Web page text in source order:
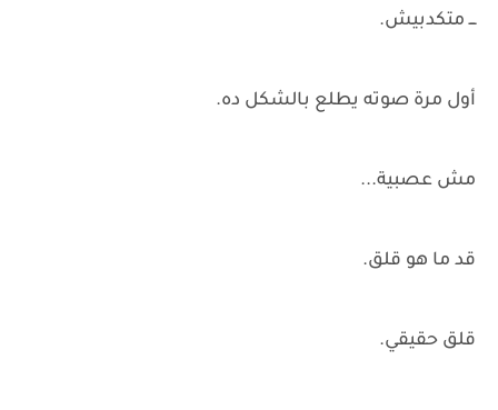
ـــ متكدبيش.
أول مرة صوته يطلع بالشكل ده.
مش عصبية...
قد ما هو قلق.
قلق حقيقي.